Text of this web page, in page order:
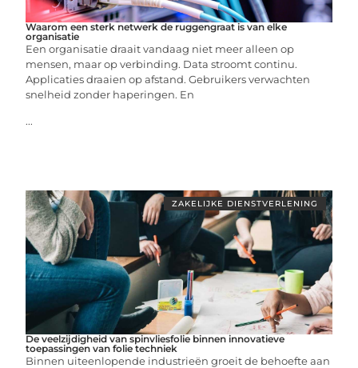
Waarom een sterk netwerk de ruggengraat is van elke
organisatie
Een organisatie draait vandaag niet meer alleen op
mensen, maar op verbinding. Data stroomt continu.
Applicaties draaien op afstand. Gebruikers verwachten
snelheid zonder haperingen. En
...
ZAKELIJKE DIENSTVERLENING
De veelzijdigheid van spinvliesfolie binnen innovatieve
toepassingen van folie techniek
Binnen uiteenlopende industrieën groeit de behoefte aan